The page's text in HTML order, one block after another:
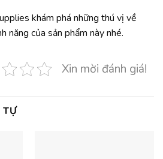
khám phá những thú vị về
năng của sản phẩm này nhé.
Xin mời đánh giá!
TỰ